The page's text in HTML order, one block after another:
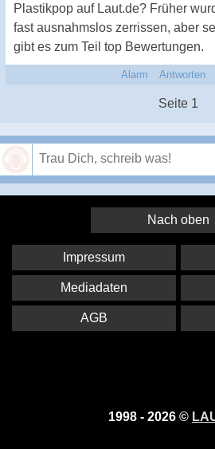
Plastikpop auf Laut.de? Früher
fast ausnahmslos zerrissen, aber
gibt es zum Teil top Bewertungen.
Alarm Antworten
Seite 1
Nach oben
1998 - 2026 ©
Impressum
Mediadaten
AGB